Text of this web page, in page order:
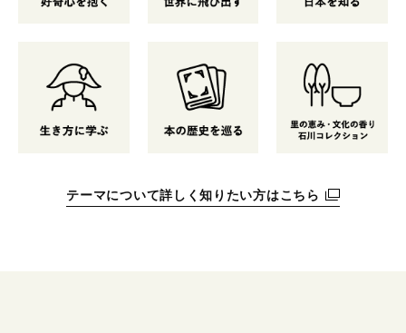
テーマについて詳しく知りたい方はこちら